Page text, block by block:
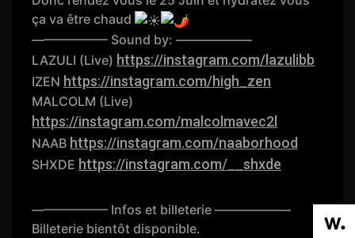
ça va être chaud
—————— Sound by: ——————
LAZULI (Live) https://instagram.com/lazulibb
IZEN https://instagram.com/high_zen
MALCOLM (Live)
https://instagram.com/malcolmavec2l
NAAB https://instagram.com/naaborhood
SHXDE https://instagram.com/__shxde
—————— Infos et billeterie ——————
Billeterie bientôt disponible.